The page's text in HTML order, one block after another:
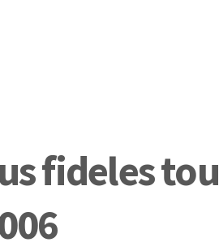
fideles